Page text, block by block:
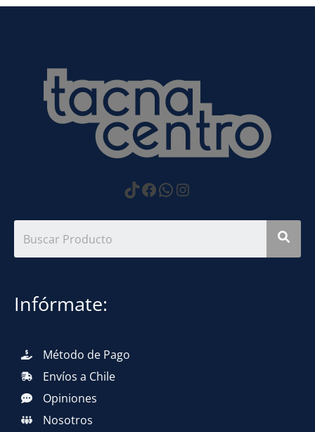
https://
Facebook
WhatsApp
Instagram
Infórmate:
Método de Pago
Envíos a Chile
Opiniones
Nosotros